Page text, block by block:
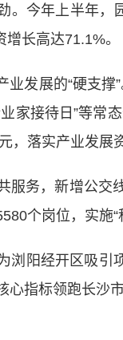
。今年上半年，
长高达71.1%。
展的“硬支撑”
家接待日”等常
，落实产业发展
务，新增公交线
个岗位，实施“
阳经开区吸引项
心指标领跑长沙